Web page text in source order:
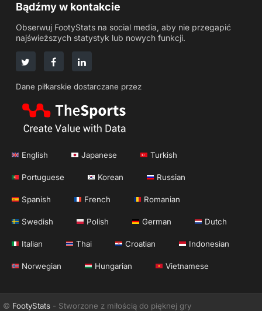
Bądźmy w kontakcie
Obserwuj FootyStats na social media, aby nie przegapić
najświeższych statystyk lub nowych funkcji.
Dane piłkarskie dostarczane przez
English Japanese Turkish
Portuguese Korean Russian
Spanish French Romanian
Swedish Polish German Dutch
Italian Thai Croatian Indonesian
Norwegian Hungarian Vietnamese
© FootyStats - Stworzone z miłością do pięknej gry